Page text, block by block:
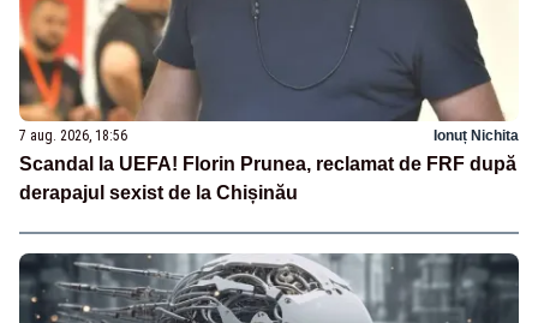
7 aug. 2026, 18:56 Ionuț Nichita
Scandal la UEFA! Florin Prunea, reclamat de FRF după
derapajul sexist de la Chișinău